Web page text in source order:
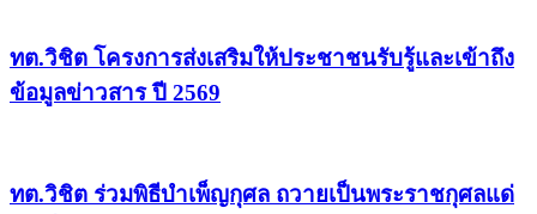
ทต.วิชิต โครงการส่งเสริมให้ประชาชนรับรู้และเข้าถึง
ข้อมูลข่าวสาร ปี 2569
ทต.วิชิต ร่วมพิธีบำเพ็ญกุศล ถวายเป็นพระราชกุศลแด่